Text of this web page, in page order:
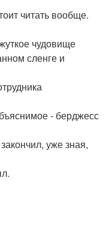
читать вообще.
чудовище
сленге и
- берджесс
уже зная,